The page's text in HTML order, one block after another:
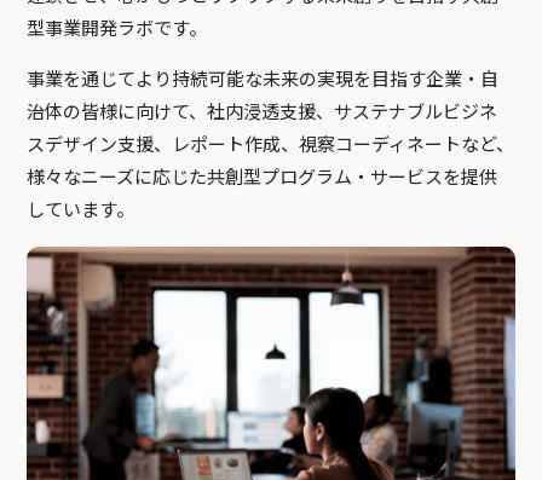
型事業開発ラボです。
事業を通じてより持続可能な未来の実現を目指す企業・自
治体の皆様に向けて、社内浸透支援、サステナブルビジネ
スデザイン支援、レポート作成、視察コーディネートなど、
様々なニーズに応じた共創型プログラム・サービスを提供
しています。